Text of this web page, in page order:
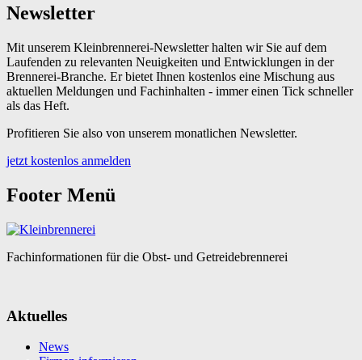
Newsletter
Mit unserem Kleinbrennerei-Newsletter halten wir Sie auf dem
Laufenden zu relevanten Neuigkeiten und Entwicklungen in der
Brennerei-Branche. Er bietet Ihnen kostenlos eine Mischung aus
aktuellen Meldungen und Fachinhalten - immer einen Tick schneller
als das Heft.
Profitieren Sie also von unserem monatlichen Newsletter.
jetzt kostenlos anmelden
Footer Menü
Fachinformationen für die Obst- und Getreidebrennerei
Aktuelles
News